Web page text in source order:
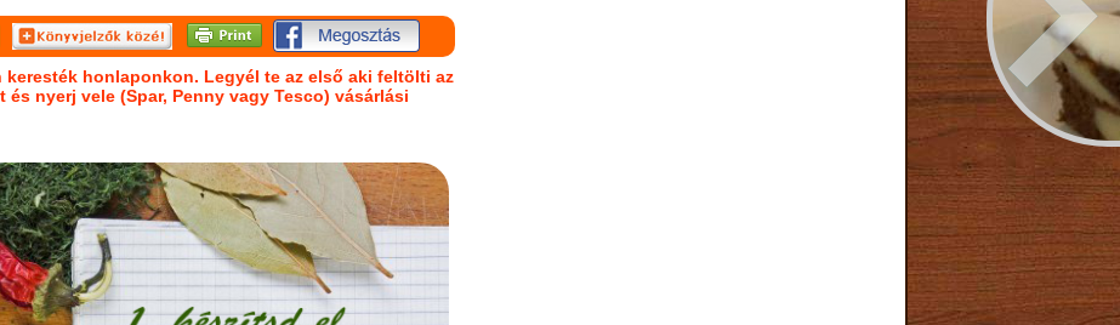
keresték honlaponkon. Legyél te az első aki feltölti az
nyerj vele (Spar, Penny vagy Tesco) vásárlási